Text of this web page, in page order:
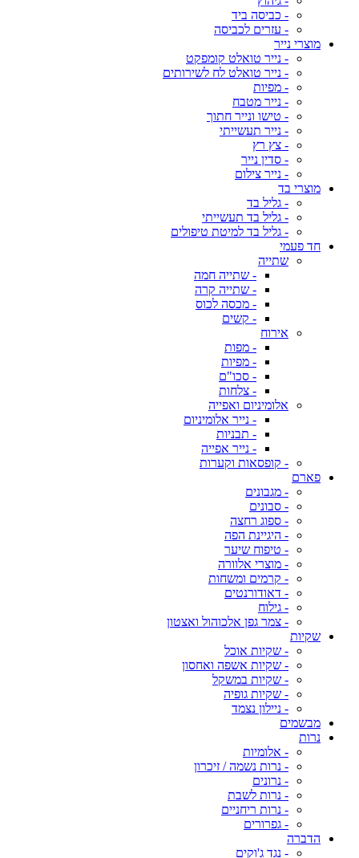
- כביסה ביד
- עזרים לכביסה
מוצרי נייר
- נייר טואלט קומפקט
- נייר טואלט לח לשירותים
- מפיות
- נייר מטבח
- טישו ונייר חתוך
- נייר תעשייתי
- צץ רץ
- סדין נייר
- נייר צילום
מוצרי בד
- גליל בד
- גליל בד תעשייתי
- גליל בד למיטת טיפולים
חד פעמי
שתייה
- שתייה חמה
- שתייה קרה
- מכסה לכוס
- קשים
אירוח
- מפות
- מפיות
- סכו"ם
- צלחות
אלומיניום ואפייה
- נייר אלומיניום
- תבניות
- נייר אפייה
- קופסאות וקערות
פארם
- מגבונים
- סבונים
- ספוג רחצה
- היגיינת הפה
- טיפוח שיער
- מוצרי אלוורה
- קרמים ומשחות
- דאודורנטים
- גילוח
- צמר גפן אלכוהול ואצטון
שקיות
- שקיות אוכל
- שקיות אשפה ואחסון
- שקיות במשקל
- שקיות גופיה
- ניילון נצמד
מבשמים
נרות
- אלומיות
- נרות נשמה / זיכרון
- נרונים
- נרות לשבת
- נרות ריחניים
- גפרורים
הדברה
- נגד ג'וקים